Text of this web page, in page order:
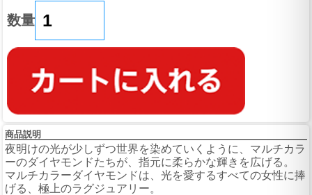
数量
商品説明
夜明けの光が少しずつ世界を染めていくように、マルチカラ
ーのダイヤモンドたちが、指元に柔らかな輝きを広げる。
マルチカラーダイヤモンドは、光を愛するすべての女性に捧
げる、極上のラグジュアリー。